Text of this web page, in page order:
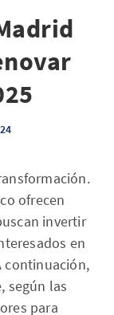
ofrecen
invertir
en
continuación,
según las
para